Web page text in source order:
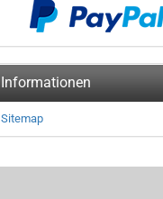
Informationen
Sitemap